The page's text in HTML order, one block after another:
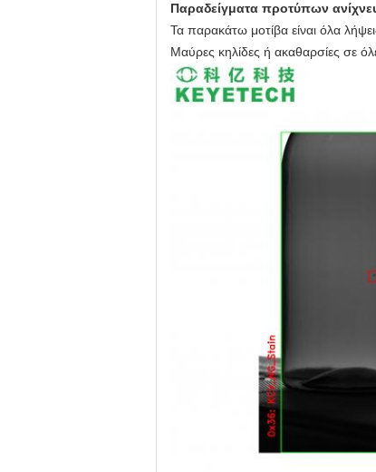
Παραδείγματα προτύπων
Τα παρακάτω μοτίβα είναι όλα
Μαύρες κηλίδες ή ακαθαρσίες σε